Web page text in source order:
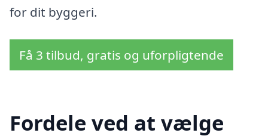
for dit byggeri.
Få 3 tilbud, gratis og uforpligtende
Fordele ved at vælge